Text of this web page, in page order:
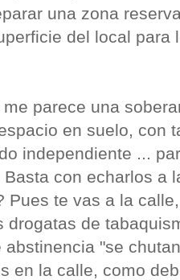
una zona
del local para
parece una
en suelo, con
independiente ...
con echarlos a
Pues te vas a la
drogatas de
abstinencia "se
en la calle, como